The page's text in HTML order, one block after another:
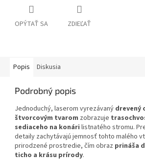
OPÝTAŤ SA ZDIEĽAŤ
Popis Diskusia
Podrobný popis
Jednoduchý, laserom vyrezávaný drevený
štvorcovým tvarom zobrazuje
sediaceho na konári listnatého stromu.
detaily zachytávajú jemnosť tohto malého
prirodzené prostredie, čím obraz prináša
ticho a krásu prírody.